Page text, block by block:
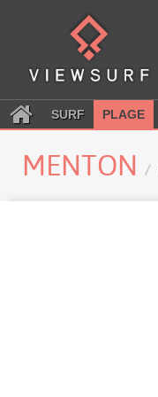
SURF PLAGE
MENTON